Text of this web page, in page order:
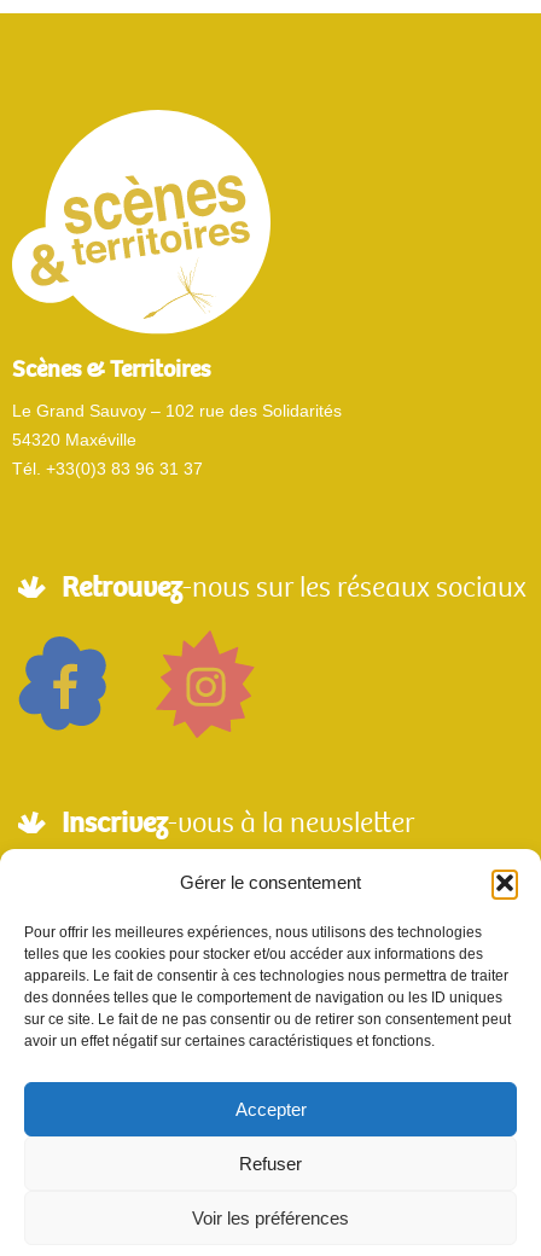
Gérer le consentement
Pour offrir les meilleures expériences, nous utilisons des technologies
telles que les cookies pour stocker et/ou accéder aux informations des
appareils. Le fait de consentir à ces technologies nous permettra de traiter
des données telles que le comportement de navigation ou les ID uniques
sur ce site. Le fait de ne pas consentir ou de retirer son consentement peut
avoir un effet négatif sur certaines caractéristiques et fonctions.
Accepter
Refuser
Voir les préférences
Scènes & Territoires
Le Grand Sauvoy – 102 rue des Solidarités
54320 Maxéville
Tél. +33(0)3 83 96 31 37
Retrouvez-nous sur les réseaux sociaux
Inscrivez-vous à la newsletter
Nom
Votre e-mail sera utilisé uniquement pour nous permettre de vous envoyer notre
désinscrire en utilisant le lien se désabonner de la newsletter.